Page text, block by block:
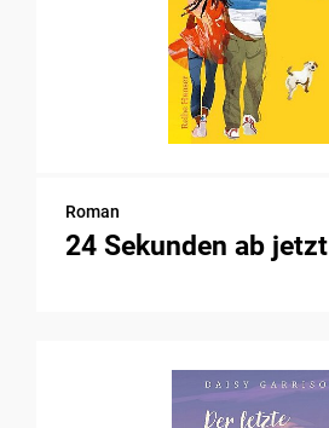
Roman
24 Sekunden ab jetzt